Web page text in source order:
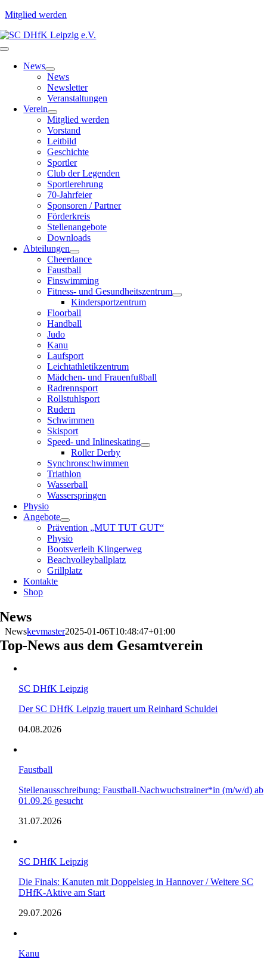
Mitglied werden
Zum
Inhalt
Toggle
NavigationNews
News
Newsletter
Veranstaltungen
Verein
Mitglied werden
Vorstand
Leitbild
Geschichte
Sportler
Club der Legenden
Sportlerehrung
70-Jahrfeier
Sponsoren / Partner
Förderkreis
Stellenangebote
Downloads
Abteilungen
Cheerdance
Faustball
Finswimming
Fitness- und Gesundheitszentrum
Kindersportzentrum
Floorball
Handball
Judo
Kanu
Laufsport
Leichtathletikzentrum
Mädchen- und Frauenfußball
Radrennsport
Rollstuhlsport
Rudern
Schwimmen
Skisport
Speed- und Inlineskating
Roller Derby
Synchronschwimmen
Triathlon
Wasserball
Wasserspringen
Physio
Angebote
Prävention „MUT TUT GUT“
Physio
Bootsverleih Klingerweg
Beachvolleyballplatz
Grillplatz
Kontakte
Shop
News
Newskevmaster2025-01-06T10:48:47+01:00
Top-News aus dem Gesamtverein
SC DHfK Leipzig
Der SC DHfK Leipzig trauert um Reinhard Schuldei
04.08.2026
Faustball
Stellenausschreibung: Faustball-Nachwuchstrainer*in (m/w/d) ab
01.09.26 gesucht
31.07.2026
SC DHfK Leipzig
Die Finals: Kanuten mit Doppelsieg in Hannover / Weitere SC
DHfK-Aktive am Start
29.07.2026
Kanu